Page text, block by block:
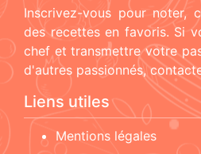
Inscrivez-vous pour noter,
des recettes en favoris. Si
chef et transmettre votre
d'autres passionnés,
Liens utiles
Mentions légales